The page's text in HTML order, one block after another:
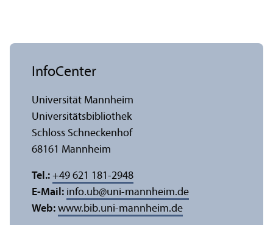
InfoCenter
Universität Mannheim
Universitäts­bibliothek
Schloss Schneckenhof
68161 Mannheim
Tel.: +49 621 181-2948
E-Mail: info.ub@uni-mannheim.de
Web: www.bib.uni-mannheim.de